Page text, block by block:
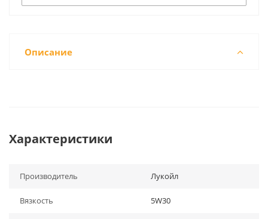
Описание
Характеристики
Производитель Лукойл
Вязкость 5W30